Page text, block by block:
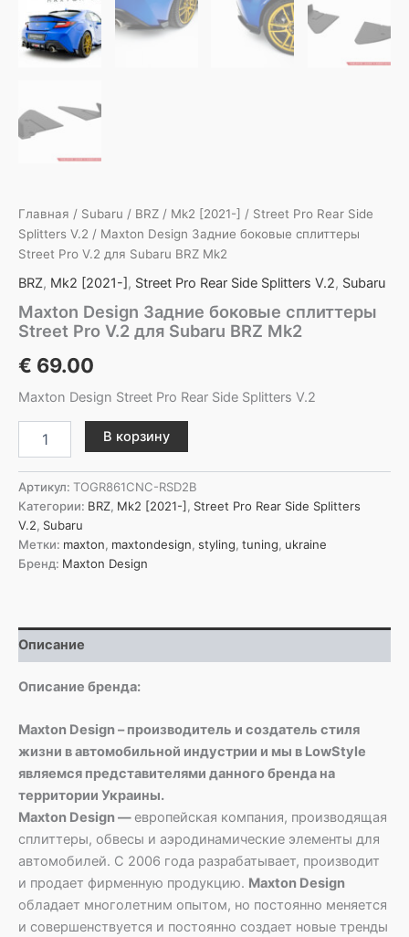
Главная / Subaru / BRZ / Mk2 [2021-] / Street Pro Rear Side
Splitters V.2 / Maxton Design Задние боковые сплиттеры
Street Pro V.2 для Subaru BRZ Mk2
BRZ, Mk2 [2021-] , Street Pro Rear Side Splitters V.2, Subaru
Maxton Design Задние боковые сплиттеры
Street Pro V.2 для Subaru BRZ Mk2
€ 69.00
Maxton Design Street Pro Rear Side Splitters V.2
товара
Design
Задние
боковые
сплиттеры
Street
Pro
Subaru
BRZ
Mk2
В корзину
Артикул: TOGR861CNC-RSD2B
Категории: BRZ, Mk2 [2021-], Street Pro Rear Side Splitters
V.2, Subaru
Метки: maxton, maxtondesign, styling, tuning, ukraine
Бренд: Maxton Design
Описание
Описание бренда:
Maxton Design – производитель и создатель стиля
жизни в автомобильной индустрии и мы в LowStyle
являемся представителями данного бренда на
территории Украины.
Maxton Design —европейская компания, производящая
сплиттеры, обвесы и аэродинамические элементы для
автомобилей. С 2006 года разрабатывает, производит
и продает фирменную продукцию. Maxton Design
обладает многолетним опытом, но постоянно меняется
и совершенствуется и постоянно создает новые тренды